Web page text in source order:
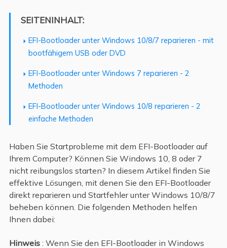
SEITENINHALT:
EFI-Bootloader unter Windows 10/8/7 reparieren - mit
bootfähigem USB oder DVD
EFI-Bootloader unter Windows 7 reparieren - 2
Methoden
EFI-Bootloader unter Windows 10/8 reparieren - 2
einfache Methoden
Haben Sie Startprobleme mit dem EFI-Bootloader auf
Ihrem Computer? Können Sie Windows 10, 8 oder 7
nicht reibungslos starten? In diesem Artikel finden Sie
effektive Lösungen, mit denen Sie den EFI-Bootloader
direkt reparieren und Startfehler unter Windows 10/8/7
beheben können. Die folgenden Methoden helfen
Ihnen dabei:
Hinweis: Wenn Sie den EFI-Bootloader in Windows